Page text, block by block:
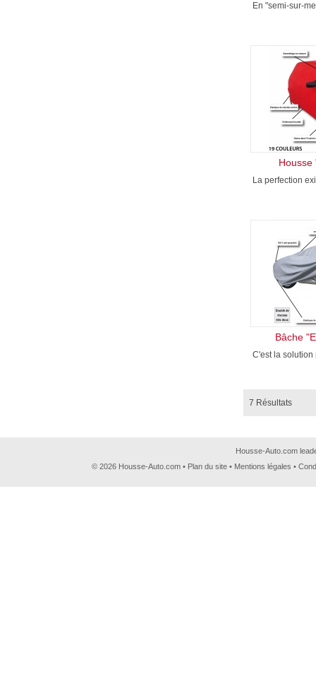
En "semi-sur-
Housse
La perfection
Bâche
C'est la solution
7 Résultats
Housse-Auto.com
© 2026 Housse-Auto.com • Plan du site • Mentions légales •